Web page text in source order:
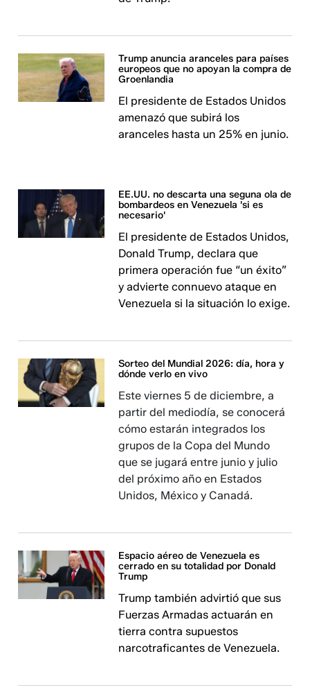
Trump anuncia aranceles para países
europeos que no apoyan la compra de
Groenlandia
El presidente de Estados Unidos
amenazó que subirá los
aranceles hasta un 25% en junio.
EE.UU. no descarta una seguna ola de
bombardeos en Venezuela 'si es
necesario'
El presidente de Estados Unidos,
Donald Trump, declara que
primera operación fue “un éxito”
y advierte connuevo ataque en
Venezuela si la situación lo exige.
Sorteo del Mundial 2026: día, hora y
dónde verlo en vivo
Este viernes 5 de diciembre, a
partir del mediodía, se conocerá
cómo estarán integrados los
grupos de la Copa del Mundo
que se jugará entre junio y julio
del próximo año en Estados
Unidos, México y Canadá.
Espacio aéreo de Venezuela es
cerrado en su totalidad por Donald
Trump
Trump también advirtió que sus
Fuerzas Armadas actuarán en
tierra contra supuestos
narcotraficantes de Venezuela.